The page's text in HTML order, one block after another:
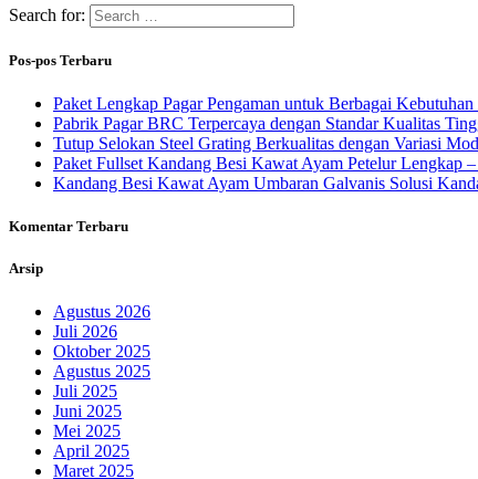
Search for:
Pos-pos Terbaru
Paket Lengkap Pagar Pengaman untuk Berbagai Kebutuhan
Pabrik Pagar BRC Terpercaya dengan Standar Kualitas
Tutup Selokan Steel Grating Berkualitas dengan Variasi
Paket Fullset Kandang Besi Kawat Ayam Petelur Lengkap
Kandang Besi Kawat Ayam Umbaran Galvanis Solusi
Komentar Terbaru
Arsip
Agustus 2026
Juli 2026
Oktober 2025
Agustus 2025
Juli 2025
Juni 2025
Mei 2025
April 2025
Maret 2025